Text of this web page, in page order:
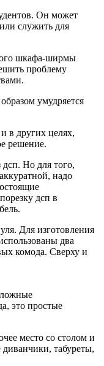
Он может
служить для
шкафа-ширмы
проблему
умудряется
в других целях,
решение.
Но для того,
надо
дсп в
Для изготовления
два
комода. Сверху и
это простые
место со столом и
табуреты,